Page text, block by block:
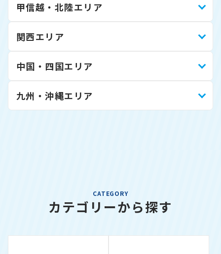
甲信越・北陸エリア
関西エリア
中国・四国エリア
九州・沖縄エリア
CATEGORY
カテゴリーから探す